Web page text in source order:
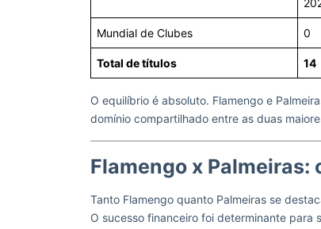
Mundial de Clubes 0
Total de títulos 14
O equilíbrio é absoluto. Flamengo e
domínio compartilhado entre as duas
Flamengo x
Tanto Flamengo quanto Palmeiras se
O sucesso financeiro foi determinante para